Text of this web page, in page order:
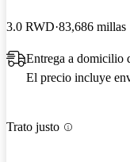
3.0 RWD 83,686 millas
Entrega a domicilio
El precio incluye
Trato justo